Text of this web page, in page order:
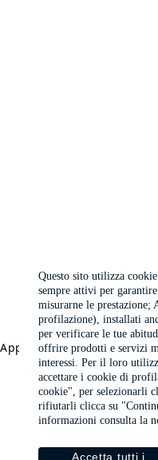
Application error: a client-
browser
Questo sito utilizza
sempre attivi per
misurarne le
profilazione), installati
per verificare le tue
offrire prodotti e servizi
interessi. Per il loro
accettare i cookie di
cookie", per selezionarli
rifiutarli clicca su
informazioni consulta la
Accetta tutti i